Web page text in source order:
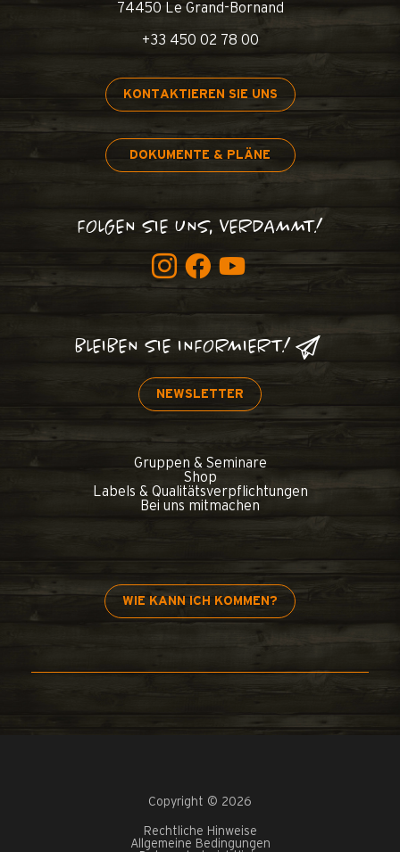
74450 Le Grand-Bornand
+33 450 02 78 00
KONTAKTIEREN SIE UNS
DOKUMENTE & PLÄNE
FOLGEN SIE UNS, VERDAMMT!
BLEIBEN SIE INFORMIERT!
NEWSLETTER
Gruppen & Seminare
Shop
Labels & Qualitätsverpflichtungen
Bei uns mitmachen
WIE KANN ICH KOMMEN?
Copyright © 2026
Rechtliche Hinweise
Allgemeine Bedingungen